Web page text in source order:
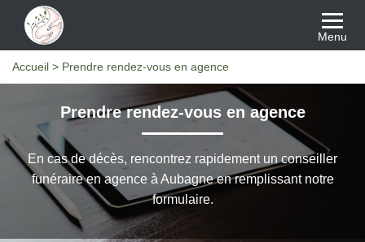
Menu
Accueil > Prendre rendez-vous en agence
Prendre rendez-vous en agence
En cas de décès, rencontrez rapidement un conseiller
funéraire en agence à Aubagne en remplissant notre
formulaire.